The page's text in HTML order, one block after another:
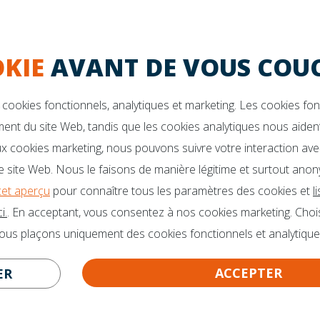
AVANT DE VOUS
fonctionnels, analytiques et marketing. Les cookies
du site Web, tandis que les cookies analytiques nous
cookies marketing, nous pouvons suivre votre interaction
site Web. Nous le faisons de manière légitime et surtout
aperçu pour connaître tous les paramètres des cookies et
. En acceptant, vous consentez à nos cookies marketing.
plaçons uniquement des cookies fonctionnels et
ACCEPTER
DES QUESTIONS?
413-243050
Des brochures